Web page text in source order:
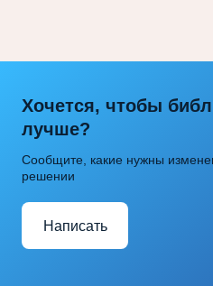
Хочется, чтобы
лучше?
Сообщите, какие нужны
решении
Написать